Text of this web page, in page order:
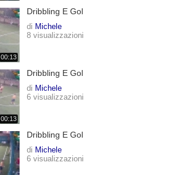
00:13
Dribbling E Gol
di Michele
8 visualizzazioni
00:13
Dribbling E Gol
di Michele
6 visualizzazioni
Dribbling E Gol
di Michele
6 visualizzazioni